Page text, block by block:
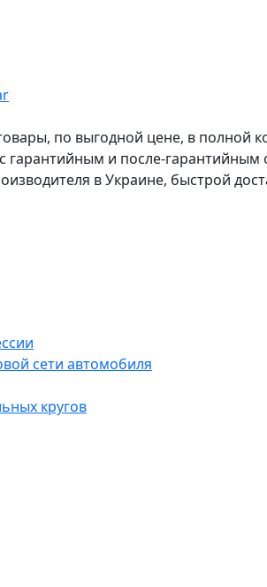
по выгодной цене, в полной
гарантийным и после-
в Украине, быстрой
сети автомобиля
кругов